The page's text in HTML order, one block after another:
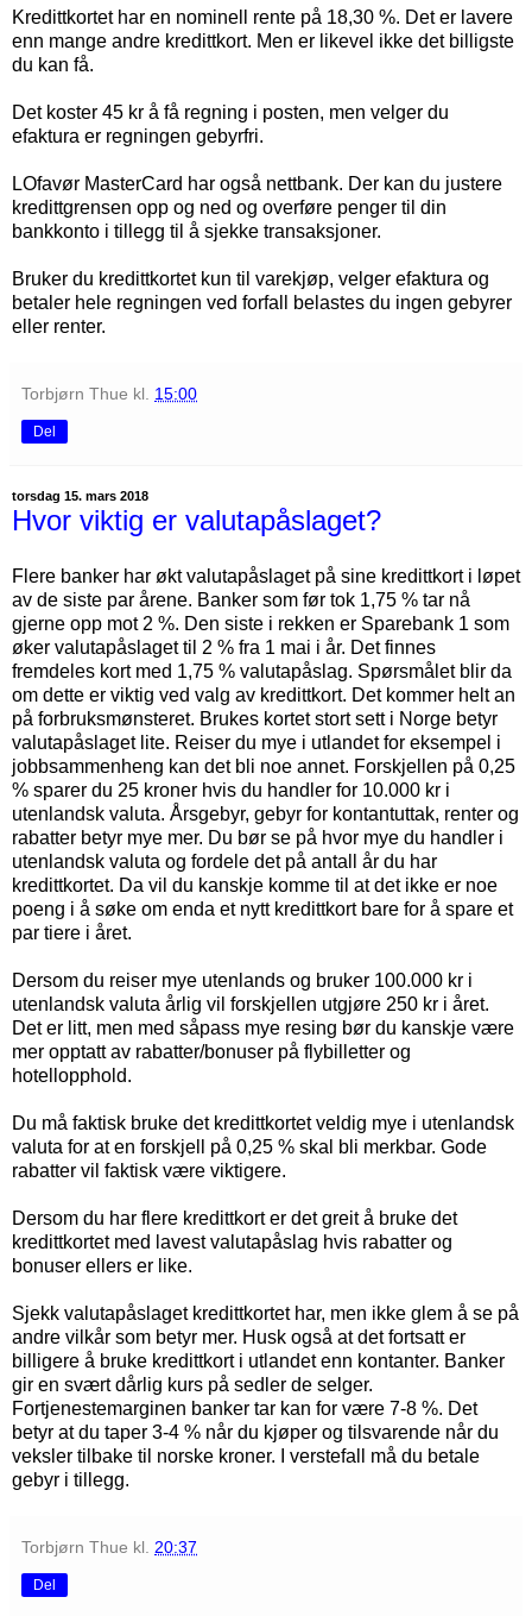
Kredittkortet har en nominell rente på 18,30 %. Det er lavere
enn mange andre kredittkort. Men er likevel ikke det billigste
du kan få.
Det koster 45 kr å få regning i posten, men velger du
efaktura er regningen gebyrfri.
LOfavør MasterCard har også nettbank. Der kan du justere
kredittgrensen opp og ned og overføre penger til din
bankkonto i tillegg til å sjekke transaksjoner.
Bruker du kredittkortet kun til varekjøp, velger efaktura og
betaler hele regningen ved forfall belastes du ingen gebyrer
eller renter.
Torbjørn Thue kl. 15:00
Del
torsdag 15. mars 2018
Hvor viktig er valutapåslaget?
Flere banker har økt valutapåslaget på sine kredittkort i løpet
av de siste par årene. Banker som før tok 1,75 % tar nå
gjerne opp mot 2 %. Den siste i rekken er Sparebank 1 som
øker valutapåslaget til 2 % fra 1 mai i år. Det finnes
fremdeles kort med 1,75 % valutapåslag. Spørsmålet blir da
om dette er viktig ved valg av kredittkort. Det kommer helt an
på forbruksmønsteret. Brukes kortet stort sett i Norge betyr
valutapåslaget lite. Reiser du mye i utlandet for eksempel i
jobbsammenheng kan det bli noe annet. Forskjellen på 0,25
% sparer du 25 kroner hvis du handler for 10.000 kr i
utenlandsk valuta. Årsgebyr, gebyr for kontantuttak, renter og
rabatter betyr mye mer. Du bør se på hvor mye du handler i
utenlandsk valuta og fordele det på antall år du har
kredittkortet. Da vil du kanskje komme til at det ikke er noe
poeng i å søke om enda et nytt kredittkort bare for å spare et
par tiere i året.
Dersom du reiser mye utenlands og bruker 100.000 kr i
utenlandsk valuta årlig vil forskjellen utgjøre 250 kr i året.
Det er litt, men med såpass mye resing bør du kanskje være
mer opptatt av rabatter/bonuser på flybilletter og
hotellopphold.
Du må faktisk bruke det kredittkortet veldig mye i utenlandsk
valuta for at en forskjell på 0,25 % skal bli merkbar. Gode
rabatter vil faktisk være viktigere.
Dersom du har flere kredittkort er det greit å bruke det
kredittkortet med lavest valutapåslag hvis rabatter og
bonuser ellers er like.
Sjekk valutapåslaget kredittkortet har, men ikke glem å se på
andre vilkår som betyr mer. Husk også at det fortsatt er
billigere å bruke kredittkort i utlandet enn kontanter. Banker
gir en svært dårlig kurs på sedler de selger.
Fortjenestemarginen banker tar kan for være 7-8 %. Det
betyr at du taper 3-4 % når du kjøper og tilsvarende når du
veksler tilbake til norske kroner. I verstefall må du betale
gebyr i tillegg.
Torbjørn Thue kl. 20:37
Del